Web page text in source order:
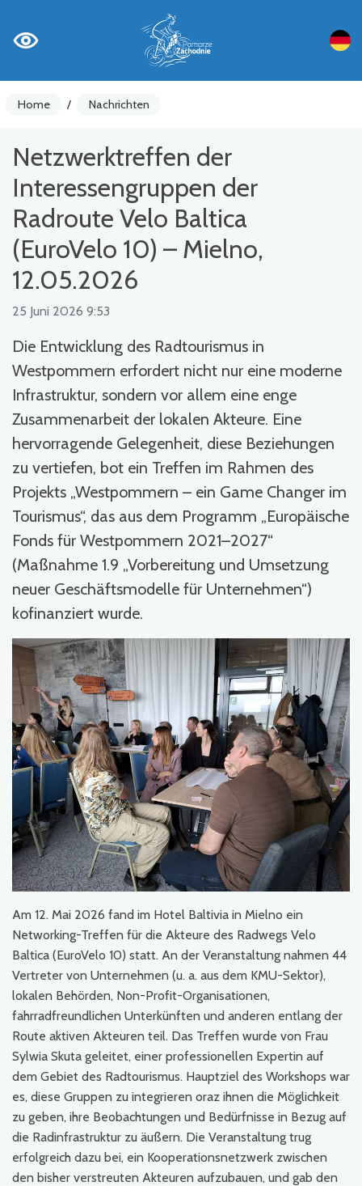
Home / Nachrichten
Netzwerktreffen der
Interessengruppen der
Radroute Velo Baltica
(EuroVelo 10) – Mielno,
12.05.2026
25 Juni 2026 9:53
Die Entwicklung des Radtourismus in
Westpommern erfordert nicht nur eine moderne
Infrastruktur, sondern vor allem eine enge
Zusammenarbeit der lokalen Akteure. Eine
hervorragende Gelegenheit, diese Beziehungen
zu vertiefen, bot ein Treffen im Rahmen des
Projekts „Westpommern – ein Game Changer im
Tourismus“, das aus dem Programm „Europäische
Fonds für Westpommern 2021–2027“
(Maßnahme 1.9 „Vorbereitung und Umsetzung
neuer Geschäftsmodelle für Unternehmen“)
kofinanziert wurde.
Am 12. Mai 2026 fand im Hotel Baltivia in Mielno ein
Networking-Treffen für die Akteure des Radwegs Velo
Baltica (EuroVelo 10) statt. An der Veranstaltung nahmen 44
Vertreter von Unternehmen (u. a. aus dem KMU-Sektor),
lokalen Behörden, Non-Profit-Organisationen,
fahrradfreundlichen Unterkünften und anderen entlang der
Route aktiven Akteuren teil. Das Treffen wurde von Frau
Sylwia Skuta geleitet, einer professionellen Expertin auf
dem Gebiet des Radtourismus. Hauptziel des Workshops war
es, diese Gruppen zu integrieren oraz ihnen die Möglichkeit
zu geben, ihre Beobachtungen und Bedürfnisse in Bezug auf
die Radinfrastruktur zu äußern. Die Veranstaltung trug
erfolgreich dazu bei, ein Kooperationsnetzwerk zwischen
den bisher verstreuten Akteuren aufzubauen, und gab den